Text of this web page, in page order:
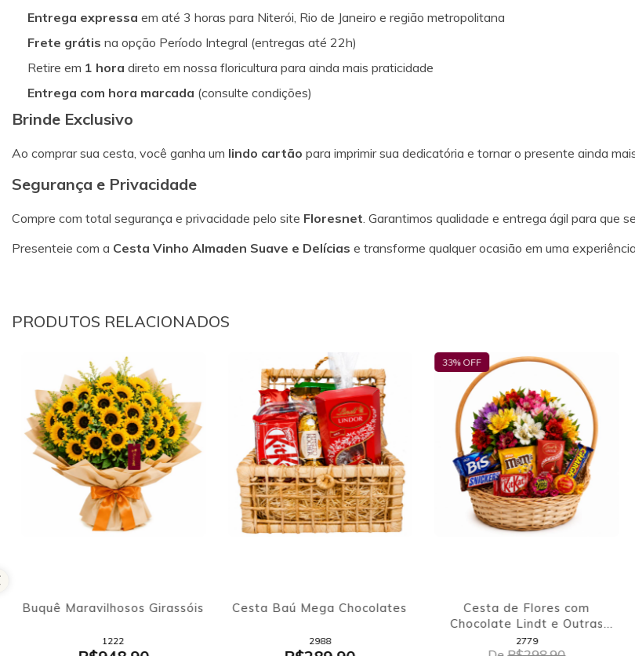
Entrega expressa em até 3 horas para Niterói, Rio de Janeiro e região metropolitana
Frete grátis na opção Período Integral (entregas até 22h)
Retire em 1 hora direto em nossa floricultura para ainda mais praticidade
Entrega com hora marcada (consulte condições)
Brinde Exclusivo
Ao comprar sua cesta, você ganha um lindo cartão para imprimir sua dedicatória e tornar o presente ainda
Segurança e Privacidade
Compre com total segurança e privacidade pelo site Floresnet. Garantimos qualidade e entrega ágil para que
Presenteie com a Cesta Vinho Almaden Suave e Delícias e transforme qualquer ocasião em uma
PRODUTOS RELACIONADOS
Buquê Maravilhosos Girassóis
1222
Cesta Baú Mega Chocolates
2988
33% OFF
Cesta de Flores com
Chocolate Lindt e Outras
Delícias
2779